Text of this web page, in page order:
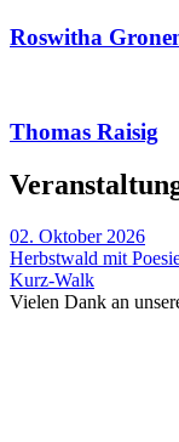
Roswitha
Thomas Raisig
02. Oktober 2026
Herbstwald mit
Kurz-Walk
Vielen Dank an